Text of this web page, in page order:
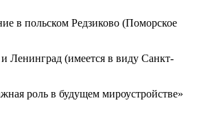
в польском Редзиково (Поморское
Ленинград (имеется в виду Санкт-
роль в будущем мироустройстве»